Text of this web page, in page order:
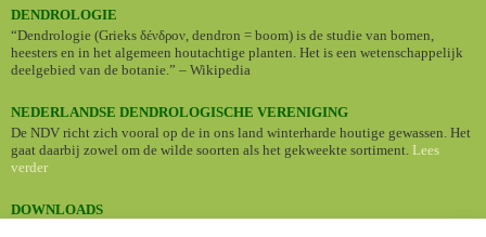
DENDROLOGIE
“Dendrologie (Grieks δένδρον, dendron = boom) is de studie van bomen,
heesters en in het algemeen houtachtige planten. Het is een wetenschappelijk
deelgebied van de botanie.” – Wikipedia
NEDERLANDSE DENDROLOGISCHE VERENIGING
De NDV richt zich vooral op de in ons land winterharde houtige gewassen. Het
gaat daarbij zowel om de wilde soorten als het gekweekte sortiment. Lees
verder
DOWNLOADS